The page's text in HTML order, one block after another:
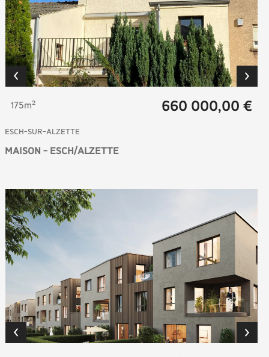
175m² 660 000,00 €
ESCH-SUR-ALZETTE
MAISON - ESCH/ALZETTE